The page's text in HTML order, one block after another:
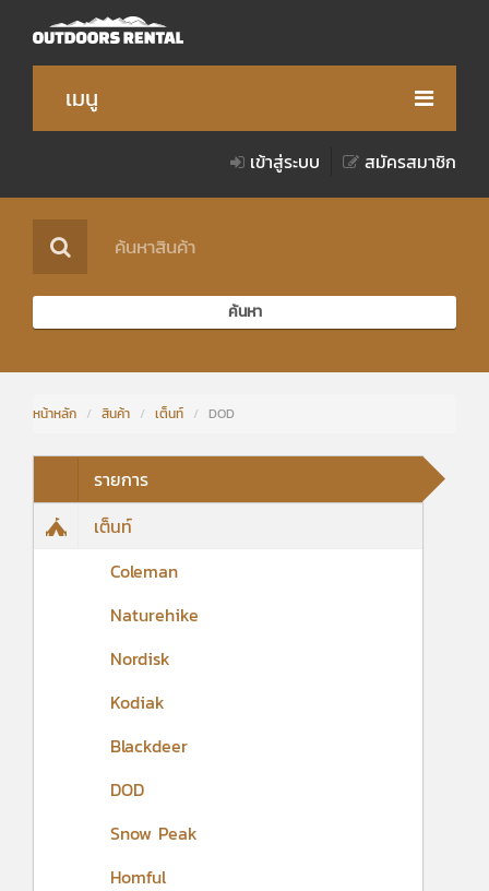
เมนู
ของรางวัล
Notice for Foreigner
เข้าสู่ระบบ สมัครสมาชิก
ค้นหา
หน้าหลัก / สินค้า / เต็นท์ / DOD
รายการ
เต็นท์
Coleman
Naturehike
Nordisk
Kodiak
Blackdeer
DOD
Snow Peak
Homful